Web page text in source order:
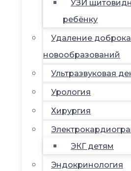
УЗИ
ребёнку
Удаление
новообразований
Ультразвуковая
Урология
Хирургия
ЭКГ детям
Эндокринология